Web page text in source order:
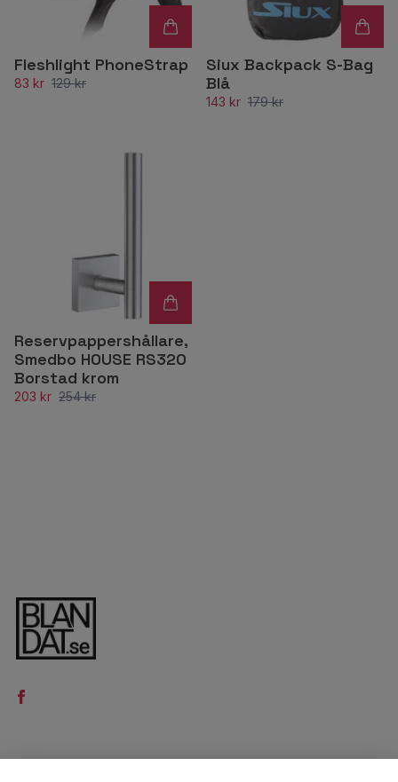
Fleshlight PhoneStrap
83 kr 129 kr
Siux Backpack S-Bag
Blå
143 kr 179 kr
Reservpappershållare,
Smedbo HOUSE RS320
Borstad krom
203 kr 254 kr